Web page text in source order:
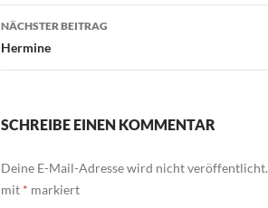
NÄCHSTER BEITRAG
Hermine
SCHREIBE EINEN KOMMENTAR
Deine E-Mail-Adresse wird nicht veröffentlicht.
mit * markiert